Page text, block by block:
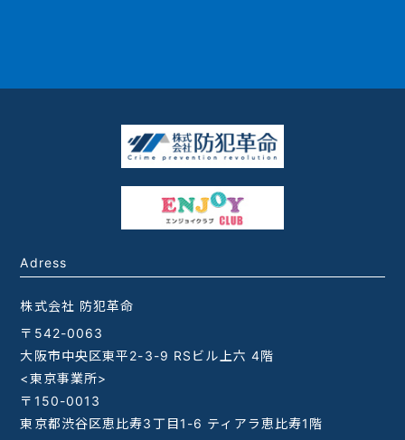
Adress
株式会社 防犯革命
〒542-0063
大阪市中央区東平2-3-9 RSビル上六 4階
<東京事業所>
〒150-0013
東京都渋谷区恵比寿3丁目1-6 ティアラ恵比寿1階